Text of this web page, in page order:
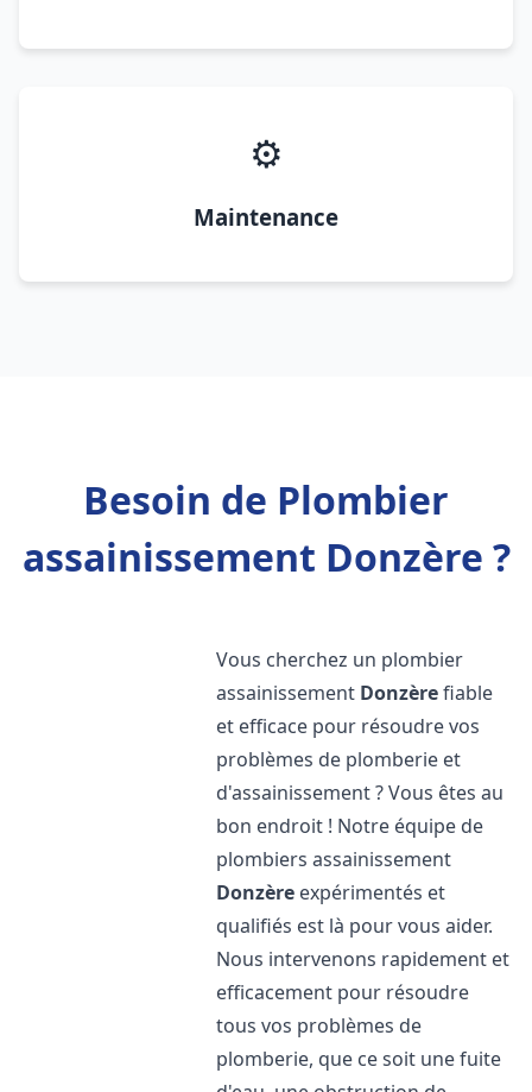
⚙️
Maintenance
Besoin de Plombier
assainissement Donzère ?
Vous cherchez un plombier
assainissement Donzèrefiable
et efficace pour résoudre vos
problèmes de plomberie et
d'assainissement ? Vous êtes au
bon endroit ! Notre équipe de
plombiers assainissement
Donzère expérimentés et
qualifiés est là pour vous aider.
Nous intervenons rapidement et
efficacement pour résoudre
tous vos problèmes de
plomberie, que ce soit une fuite